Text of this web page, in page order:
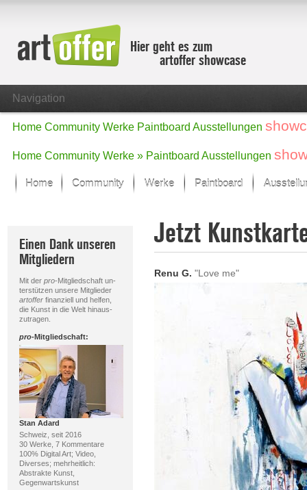
Hier geht es zum
artoffer showcase
Navigation
Home Community Werke Paintboard Ausstellungen
Home Community Werke » Paintboard Ausstellungen
Home Community Werke
Der letzte Monat im Fokus
Alle Fokus-Werke
Fokus-Werke
Neue Werke – Auswahl
Paintboard
Einen Dank unseren
Mitgliedern
Mit der pro-Mitgliedschaft un-
terstützen unsere Mitglieder
artofferfinanziell und helfen,
die Kunst in die Welt hinaus-
zutragen.
pro-Mitgliedschaft:
Stan Adard
Schweiz, seit 2016
30 Werke, 7 Kommentare
100% Digital Art; Video,
Diverses; mehrheitlich:
Abstrakte Kunst,
Gegenwartskunst
Jetzt
Renu G. "Love me"